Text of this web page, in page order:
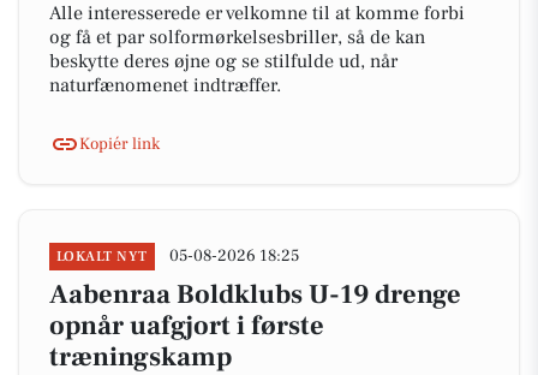
Alle interesserede er velkomne til at komme forbi
og få et par solformørkelsesbriller, så de kan
beskytte deres øjne og se stilfulde ud, når
naturfænomenet indtræffer.
Kopiér link
LOKALT NYT 05-08-2026 18:25
Aabenraa Boldklubs U-19 drenge
opnår uafgjort i første
træningskamp